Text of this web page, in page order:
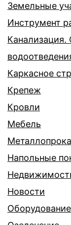
Земельные
Инструмент
Каркасное
Крепеж
Кровли
Мебель
Напольные
Новости
Оборудование